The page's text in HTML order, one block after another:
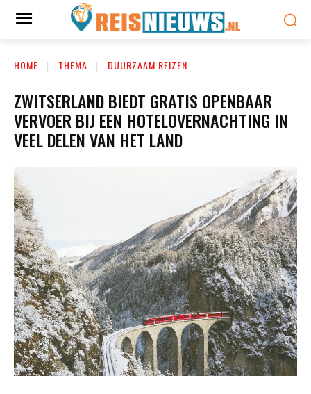
HOME THEMA DUURZAAM REIZEN
ZWITSERLAND BIEDT GRATIS OPENBAAR
VERVOER BIJ EEN HOTELOVERNACHTING IN
VEEL DELEN VAN HET LAND